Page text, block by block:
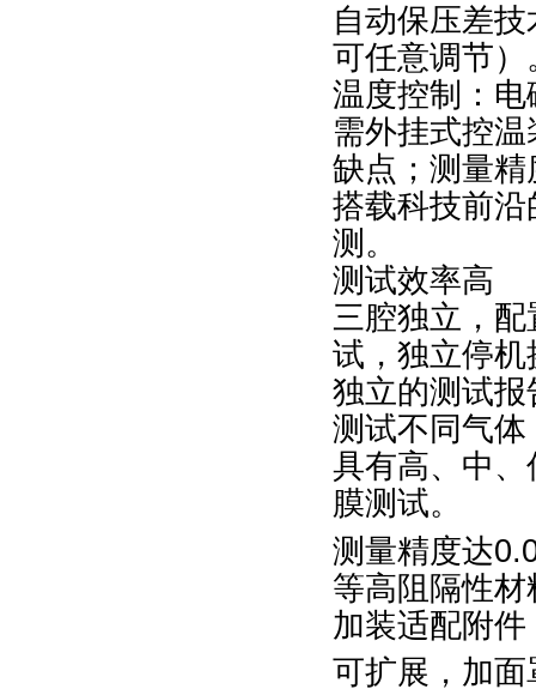
自动保压差
可任意调节）
温度控制：
需外挂式控
缺点；测量
搭载科技前
测。
测试效率高
三腔独立，
试，独立停
独立的测试
测试不同气
具有高、中
膜测试。
测量精度达
等高阻隔性材
加装适配附
可扩展，加